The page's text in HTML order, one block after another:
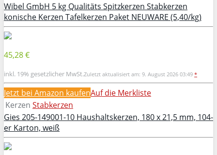
Wibel GmbH 5 kg Qualitäts Spitzkerzen Stabkerzen
konische Kerzen Tafelkerzen Paket NEUWARE (5,40/kg)
45,28 €
inkl. 19% gesetzlicher MwSt.Zuletzt aktualisiert am: 9. August 2026 03:49 *
Jetzt bei Amazon kaufenAuf die Merkliste
Kerzen Stabkerzen
Gies 205-149001-10 Haushaltskerzen, 180 x 21,5 mm, 104-
er Karton, weiß